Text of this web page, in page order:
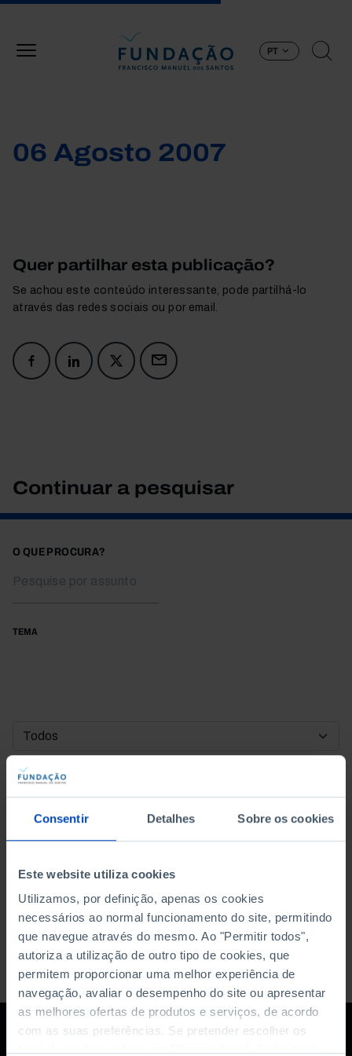
Consentir Detalhes Sobre os cookies
Este website utiliza cookies
Utilizamos, por definição, apenas os cookies
necessários ao normal funcionamento do site, permitindo
que navegue através do mesmo. Ao "Permitir todos",
autoriza a utilização de outro tipo de cookies, que
permitem proporcionar uma melhor experiência de
navegação, avaliar o desempenho do site ou apresentar
as melhores ofertas de produtos e serviços, de acordo
com as suas preferências. Se pretender escolher os
PT
06 Agosto 2007
Quer partilhar esta publicação?
Se achou este conteúdo interessante, pode partilhá-lo
através das redes sociais ou por email.
Continuar a pesquisar
O QUE PROCURA?
TEMA
DATA DE INÍCIO
DATA DE FIM